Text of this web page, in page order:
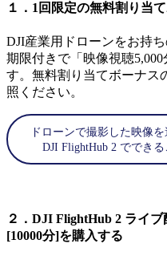
１．1回限定の無料割り当
DJI産業用ドローンをお持
期限付きで「映像視聴
す。無料割り当てボーナス
照ください。
ドローンで撮影した映像
DJI FlightHub 2 でできる
２．DJI FlightHub 2 ライ
[10000分]を購入する